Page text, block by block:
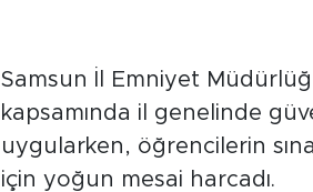
Samsun İl Emniyet
kapsamında il genelinde
uygularken, öğrencilerin
için yoğun mesai harcadı.